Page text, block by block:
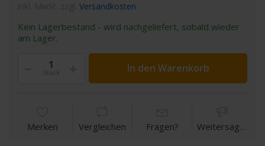
Versandkosten
Kein Lagerbestand - wird nachgeliefert, sobald wieder
am Lager.
Stück In den Warenkorb
Merken Vergleichen Fragen? Weitersagen